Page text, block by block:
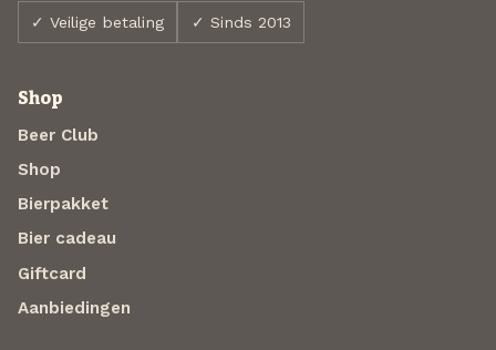
✓ Veilige betaling ✓ Sinds 2013
Shop
Beer Club
Shop
Bierpakket
Bier cadeau
Giftcard
Aanbiedingen